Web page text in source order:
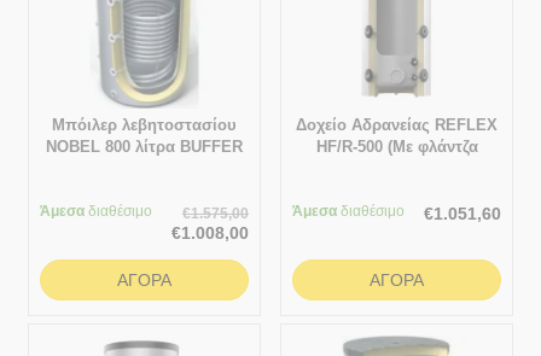
Μπόιλερ λεβητοστασίου
NOBEL 800 λίτρα BUFFER
Άμεσα διαθέσιμο €1.575,00
€1.008,00
ΑΓΟΡΆ
Δοχείο Αδρανείας REFLEX
HF/R-500 (Με φλάντζα
Άμεσα διαθέσιμο €1.051,60
ΑΓΟΡΆ